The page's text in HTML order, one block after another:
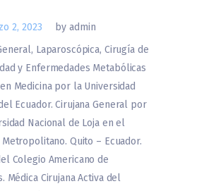
2, 2023
by admin
Laparoscópica, Cirugía de
y Enfermedades Metabólicas
Medicina por la Universidad
Ecuador. Cirujana General por
Nacional de Loja en el
Quito – Ecuador.
Colegio Americano de
Médica Cirujana Activa del